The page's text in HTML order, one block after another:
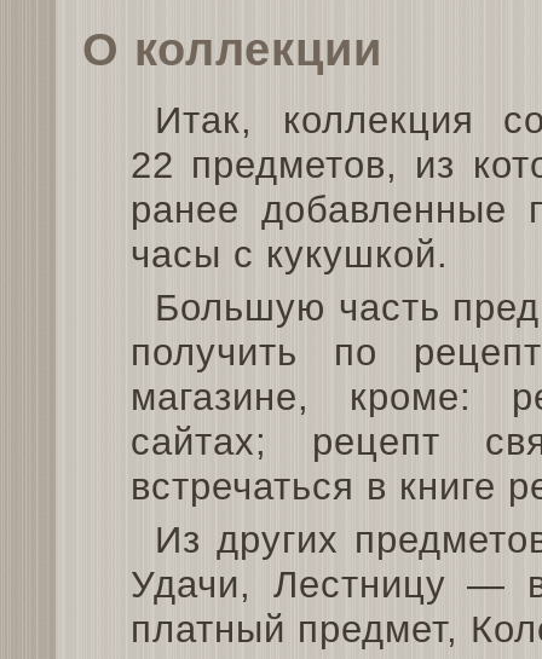
О коллекции
Итак, коллекция
22 предметов, из
ранее добавленные
часы с кукушкой.
Большую часть
получить по
магазине, кроме:
сайтах; рецепт
встречаться в книге
Из других
Удачи, Лестницу —
платный предмет,